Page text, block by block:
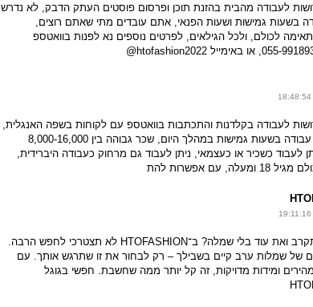
לעבודה מהבית בהזנת תוכן ופרסום פוסטים העתק הדבק, לא נדרש
בשעות גמישות ושעות הפנאי, אתם עובדים מתי שאתם רוצים,
לכולם, ולכל הגילאים, לפרטים נוספים נא לפנות בוואטספ
לעבודה בקלדנות והתכתבות בוואטספ עם לקוחות בשפה האנגלית,
מדובר על עבודה בשעות גמישות במהלך היום, שכר גבוהה בין 8,000-16,000
לעבוד כשכיר או כעצמאי, ניתן לעבוד גם מרחוק כעבודה היברידית,
עם אפשרות להת
האירוע מתקרב ואת עוד בלי שמלה? ב־HTOFASHION לא תצטרכי לחפש הרבה.
של שמלות ערב קיים בשבילך – רק לבחור את זו שתרגש אותך. עם
ומידות מדויקות, זה קל יותר ממה שחשבת. חפשי בגוגל